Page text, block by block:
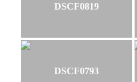
DSCF0819
DSCF0793